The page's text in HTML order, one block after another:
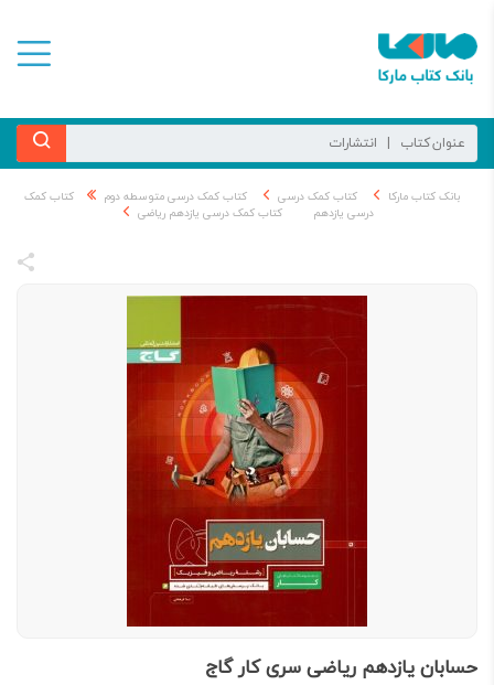
بانک کتاب مارکا کتاب کمک درسی کتاب کمک درسی متوسطه دوم
کتاب کمک
درسی یازدهم
کتاب کمک درسی یازدهم ریاضی
حسابان یازدهم ریاضی سری کار گاج